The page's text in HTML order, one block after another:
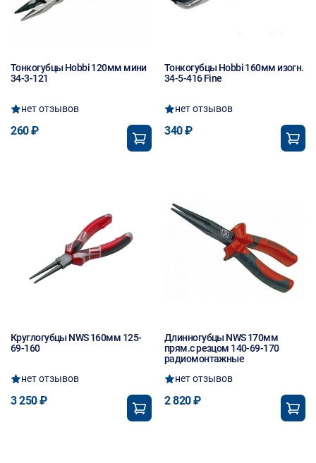
Тонкогубцы Hobbi 120мм мини
34-3-121
нет отзывов
260 ₽
Тонкогубцы Hobbi 160мм изогн.
34-5-416 Fine
нет отзывов
340 ₽
Круглогубцы NWS 160мм 125-
69-160
нет отзывов
3 250 ₽
Длинногубцы NWS 170мм
прям.с резцом 140-69-170
радиомонтажные
нет отзывов
2 820 ₽